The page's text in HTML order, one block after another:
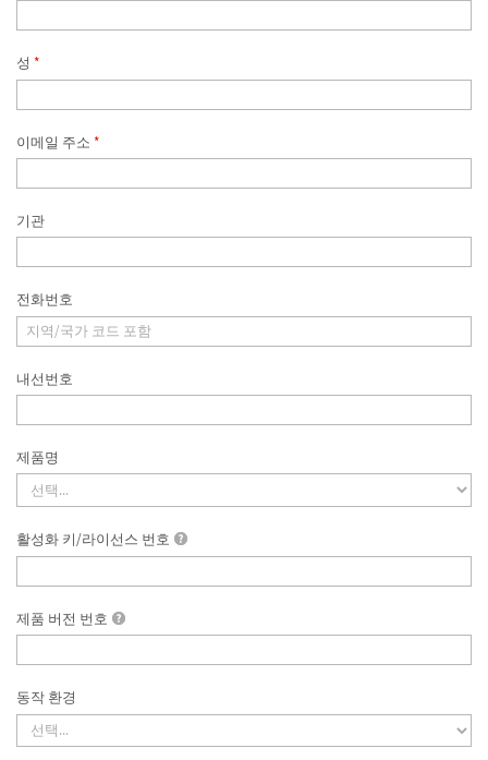
성 *
이메일 주소 *
기관
전화번호
내선번호
제품명
활성화 키/라이선스 번호
제품 버전 번호
동작 환경